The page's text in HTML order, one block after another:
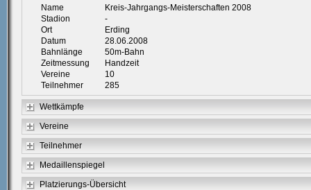
Name
Kreis-Jahrgangs-Meisterschaften 2008
Stadion
-
Ort
Erding
Datum
28.06.2008
Bahnlänge
50m-Bahn
Zeitmessung
Handzeit
Vereine
10
Teilnehmer
285
Wettkämpfe
Vereine
Teilnehmer
Medaillenspiegel
Platzierungs-Übersicht